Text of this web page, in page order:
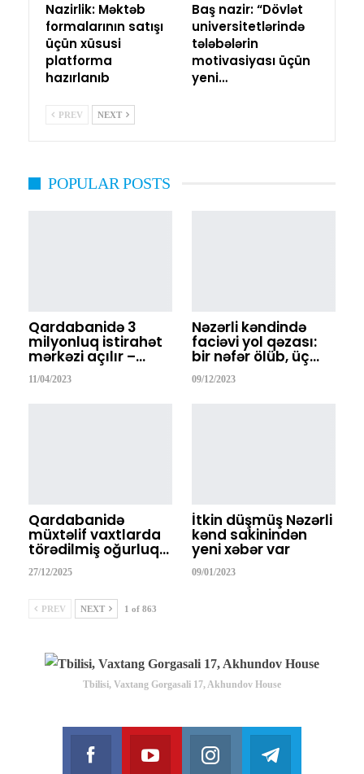
Nazirlik: Məktəb
formalarının satışı
üçün xüsusi
platforma
hazırlanıb
Baş nazir: “Dövlət
universitetlərində
tələbələrin
motivasiyası üçün
yeni…
PREV NEXT
POPULAR POSTS
Qardabanidə 3
milyonluq istirahət
mərkəzi açılır –…
11/04/2023
Nəzərli kəndində
faciəvi yol qəzası:
bir nəfər ölüb, üç…
09/12/2023
Qardabanidə
müxtəlif vaxtlarda
törədilmiş oğurluq…
27/12/2025
İtkin düşmüş Nəzərli
kənd sakinindən
yeni xəbər var
09/01/2023
PREV NEXT 1 of 863
Tbilisi, Vaxtang Gorgasali 17, Akhundov House
Facebook
Join us on Facebook
Youtube
Join us on Youtube
Instagram
Join us on Instagram